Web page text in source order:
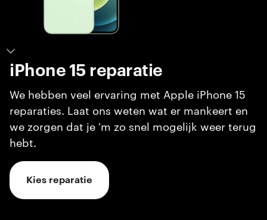
iPhone 15 reparatie
We hebben veel ervaring met Apple iPhone 15
reparaties. Laat ons weten wat er mankeert en
we zorgen dat je 'm zo snel mogelijk weer terug
hebt.
Kies reparatie